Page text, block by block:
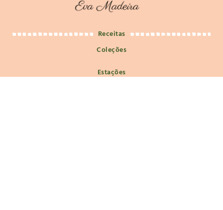
Receitas
Coleções
Estações